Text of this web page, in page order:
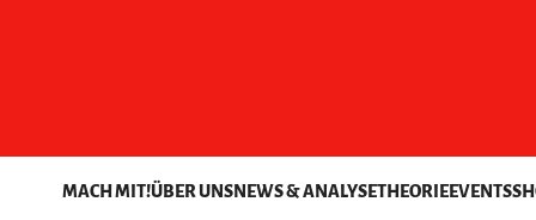
MACH MIT!ÜBER UNSNEWS & ANALYSETHEORIEEVENTS